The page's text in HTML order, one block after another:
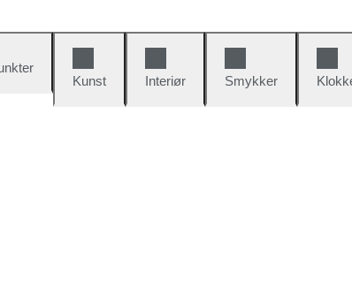
Kunst
Interiør Smykker